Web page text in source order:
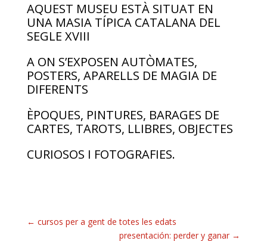
AQUEST MUSEU ESTÀ SITUAT EN
UNA MASIA TÍPICA CATALANA DEL
SEGLE XVIII
A ON S’EXPOSEN AUTÒMATES,
POSTERS, APARELLS DE MAGIA DE
DIFERENTS
ÈPOQUES, PINTURES, BARAGES DE
CARTES, TAROTS, LLIBRES, OBJECTES
CURIOSOS I FOTOGRAFIES.
← cursos per a gent de totes les edats
presentación: perder y ganar →